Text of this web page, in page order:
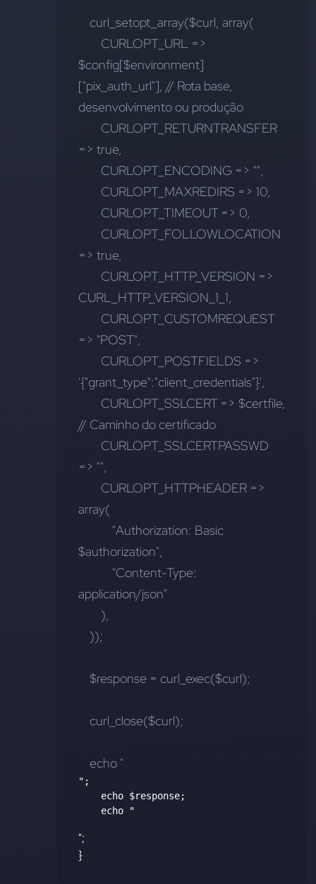
    curl_setopt_array($curl, array(
$config[$environment]
["pix_auth_url"], // Rota base,
desenvolvimento ou produção
=> true,
        CURLOPT_ENCODING => "",
        CURLOPT_MAXREDIRS => 10,
        CURLOPT_TIMEOUT => 0,
=> true,
CURL_HTTP_VERSION_1_1,
=> "POST",
'{"grant_type":"client_credentials"}',
// Caminho do certificado
=> "",
array(
$authorization",
application/json"
        ),
    ));
    $response = curl_exec($curl);
    curl_close($curl);
    echo "
";
    echo $response;
    echo "
";
}